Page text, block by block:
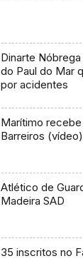
Dinarte
do Paul do Mar
por acidentes
Marítimo
Barreiros (vídeo)
Atlético de
Madeira SAD
35 inscritos no